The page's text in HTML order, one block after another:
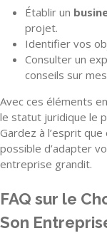
Établir un
projet.
Identifier vos
Consulter un
conseils sur
Avec ces éléments
le statut juridique le
Gardez à l’esprit
possible d’adapter
entreprise grandit.
FAQ sur le
Son